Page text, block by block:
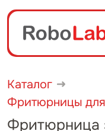
Каталог
Фритюрницы
Фритюрница